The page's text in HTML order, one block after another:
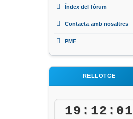
Índex del fòrum
Contacta amb nosaltres
PMF
RELLOTGE
19:12:02